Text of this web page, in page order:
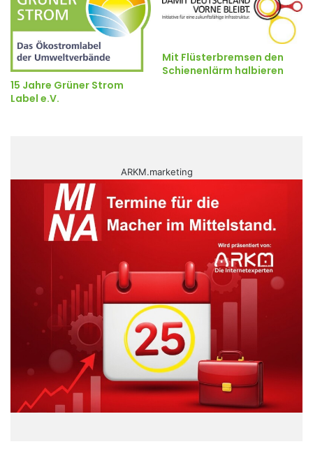
15 Jahre Grüner Strom
Label e.V.
Mit Flüsterbremsen den
Schienenlärm halbieren
ARKM.marketing